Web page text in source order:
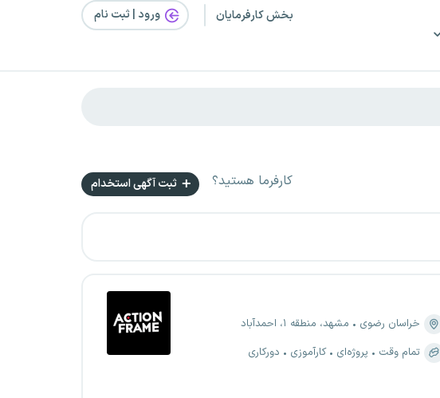
بخش کارفرمایان ورود | ثبت‌ نام
کارفرما هستید؟ ثبت آگهی استخدام
خراسان رضوی
مشهد، منطقه ۱، احمدآباد
تمام وقت
پروژه‌ای کارآموزی دورکاری